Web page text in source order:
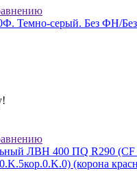
Темно-серый. Без ФН/
ЛВН 400 ПQ R290 (СF
(корона